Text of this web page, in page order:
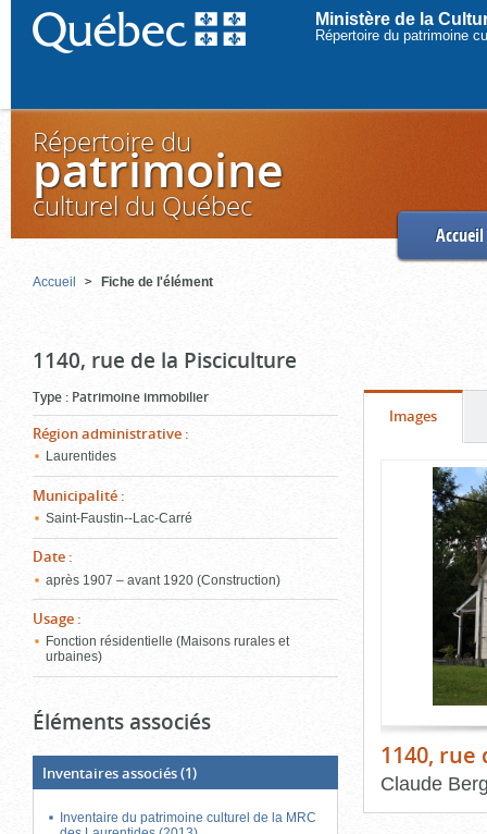
Ministère de la
Répertoire du patrimoine
Répertoire du
patrimoine
culturel du Québec
Accueil
Accueil Fiche de l'élément
1140, rue de la Pisciculture
Type : Patrimoine immobilier
Région administrative :
Laurentides
Municipalité :
Saint-Faustin--Lac-Carré
Date :
après 1907 – avant 1920 (Construction)
Usage :
Fonction résidentielle (Maisons rurales et
urbaines)
Éléments associés
Inventaires associés(1)
Inventaire du patrimoine culturel de la MRC
Onglet
Images(cliquer
pour
voir
le
Contenu
l'onglet
Images
1140,
Claude